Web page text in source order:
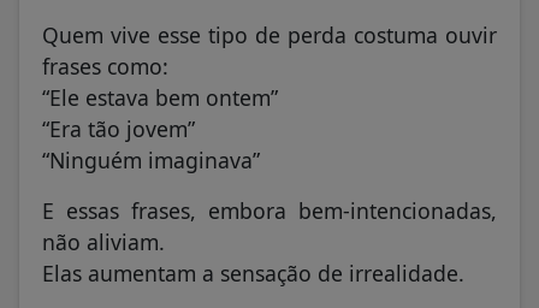
Quem vive esse tipo de perda costuma ouvir
frases como:
“Ele estava bem ontem”
“Era tão jovem”
“Ninguém imaginava”
E essas frases, embora bem-intencionadas,
não aliviam.
Elas aumentam a sensação de irrealidade.